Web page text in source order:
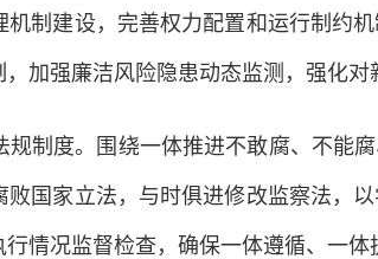
制建设，完善权力配置和运行制约
加强廉洁风险隐患动态监测，强化对
度。围绕一体推进不敢腐、不能腐
国家立法，与时俱进修改监察法，
情况监督检查，确保一体遵循、一体